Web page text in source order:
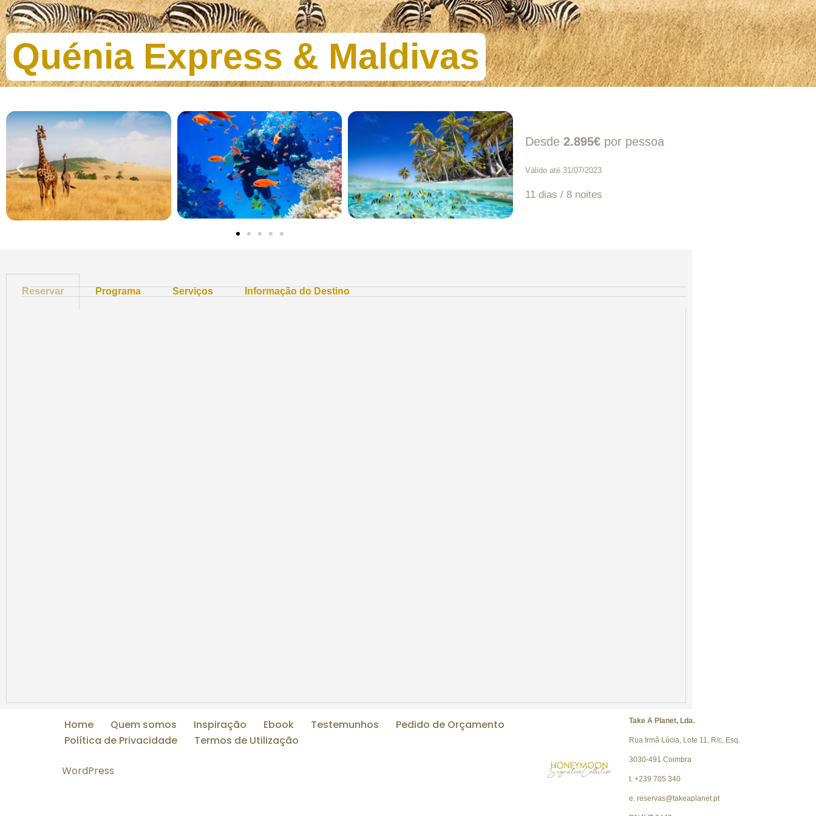
Quénia Express & Maldivas
Desde 2.895€ por pessoa
Válido até 31/07/2023
11 dias / 8 noites
Reservar Programa Serviços Informação do Destino
Home Quem somos Inspiração Ebook Testemunhos
Pedido de Orçamento
Política de Privacidade
Termos de Utilização
WordPress
Take A Planet, Lda.
Rua Irmã Lúcia, Lote 11, R/c, Esq.
3030-491 Coimbra
t. +239 705 340
e. reservas@takeaplanet.pt